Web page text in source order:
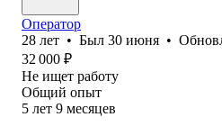
Оператор
28 лет • Был 30 июня •
32 000 ₽
Не ищет работу
Общий опыт
5 лет 9 месяцев